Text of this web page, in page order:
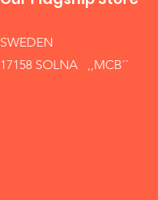
SWEDEN
17158 SOLNA ,,MCB´´